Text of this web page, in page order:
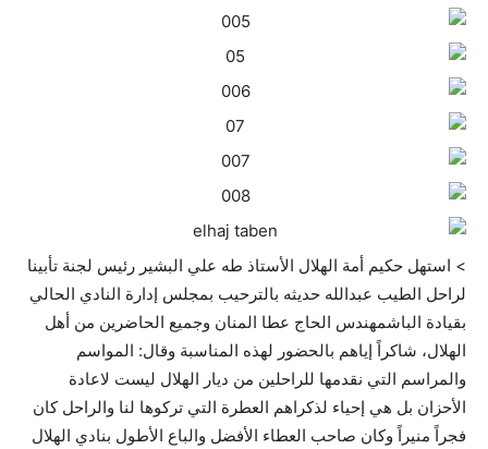
> استهل حكيم أمة الهلال الأستاذ طه علي البشير رئيس لجنة تأبينا
لراحل الطيب عبدالله حديثه بالترحيب بمجلس إدارة النادي الحالي
بقيادة الباشمهندس الحاج عطا المنان وجميع الحاضرين من أهل
الهلال، شاكراً إياهم بالحضور لهذه المناسبة وقال: المواسم
والمراسم التي نقدمها للراحلين من ديار الهلال ليست لاعادة
الأحزان بل هي إحياء لذكراهم العطرة التي تركوها لنا والراحل كان
فجراً منيراً وكان صاحب العطاء الأفضل والباع الأطول بنادي الهلال